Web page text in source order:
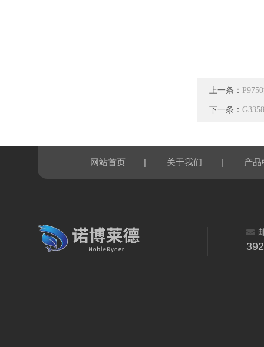
上一条：
下一条：
网站首页 | 关于我们 | 产品